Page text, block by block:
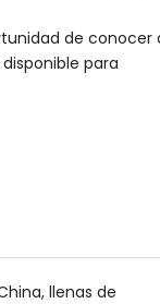
de conocer
para
llenas de